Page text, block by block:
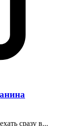
сразу в...